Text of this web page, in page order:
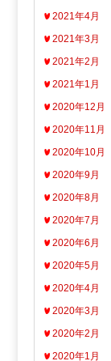
2021年4月
2021年3月
2021年2月
2021年1月
2020年12月
2020年11月
2020年10月
2020年9月
2020年8月
2020年7月
2020年6月
2020年5月
2020年4月
2020年3月
2020年2月
2020年1月